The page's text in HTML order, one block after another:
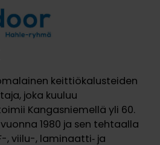
keittiökalusteiden
joka kuuluu
Kangasniemellä yli 60.
1980 ja sen tehtaalla
, viilu-, laminaatti‑ ja